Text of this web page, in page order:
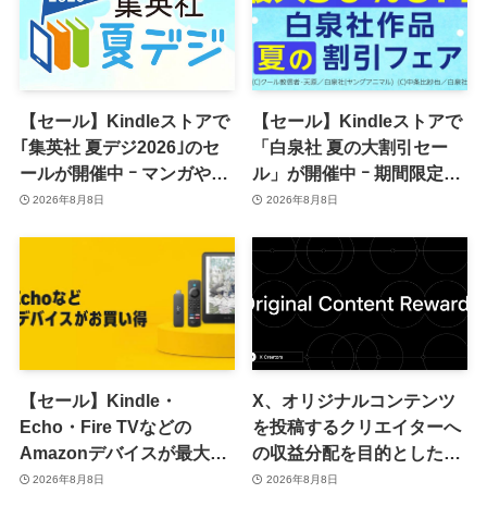
【セール】Kindleストアで
｢集英社 夏デジ2026｣のセ
ールが開催中 ｰ マンガや写
真集など1,000冊以上が
2026年8月8日
【セール】Kindleストアで
「白泉社 夏の大割引セー
ル」が開催中 ｰ 期間限定
70％オフや全巻50％オフな
2026年8月8日
【セール】Kindle・
Echo・Fire TVなどの
Amazonデバイスが最大
31%オフに
2026年8月8日
X、オリジナルコンテンツ
を投稿するクリエイターへ
の収益分配を目的とした
｢オリジナルコンテンツ報
2026年8月8日